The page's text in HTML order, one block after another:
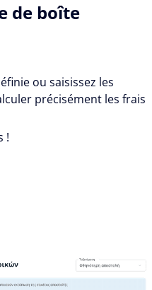
de boîte
ou saisissez les
précisément les frais
!